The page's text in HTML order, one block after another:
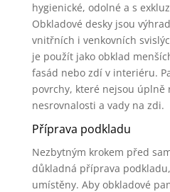
hygienické, odolné a s
Obkladové desky jsou
vnitřních i venkovních
je použít jako obklad
fasád nebo zdí v interiéru.
povrchy, které nejsou úplně
nesrovnalosti a vady na zdi.
Příprava podkladu
Nezbytným krokem před
důkladná příprava
umístěny. Aby obkladové